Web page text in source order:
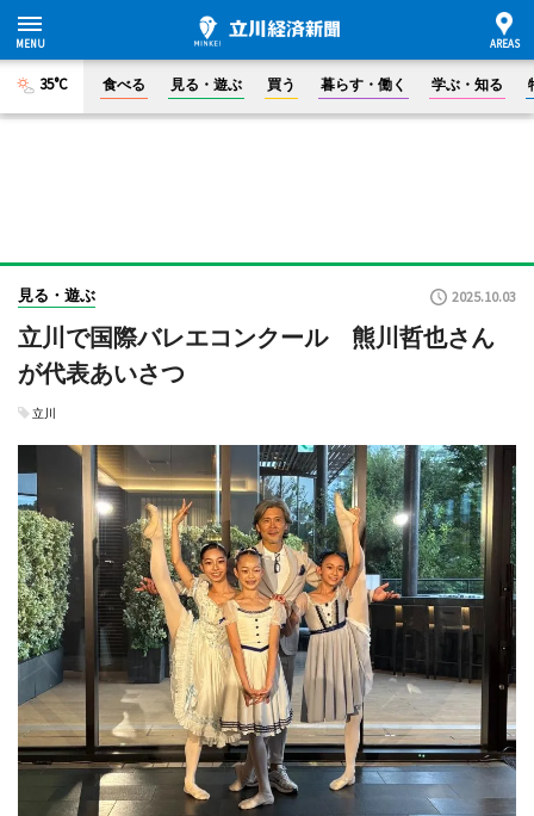
35°C 食べる 見る・遊ぶ 買う 暮らす・働く 学ぶ・知る
見る・遊ぶ 2025.10.03
立川で国際バレエコンクール 熊川哲也さん
が代表あいさつ
立川